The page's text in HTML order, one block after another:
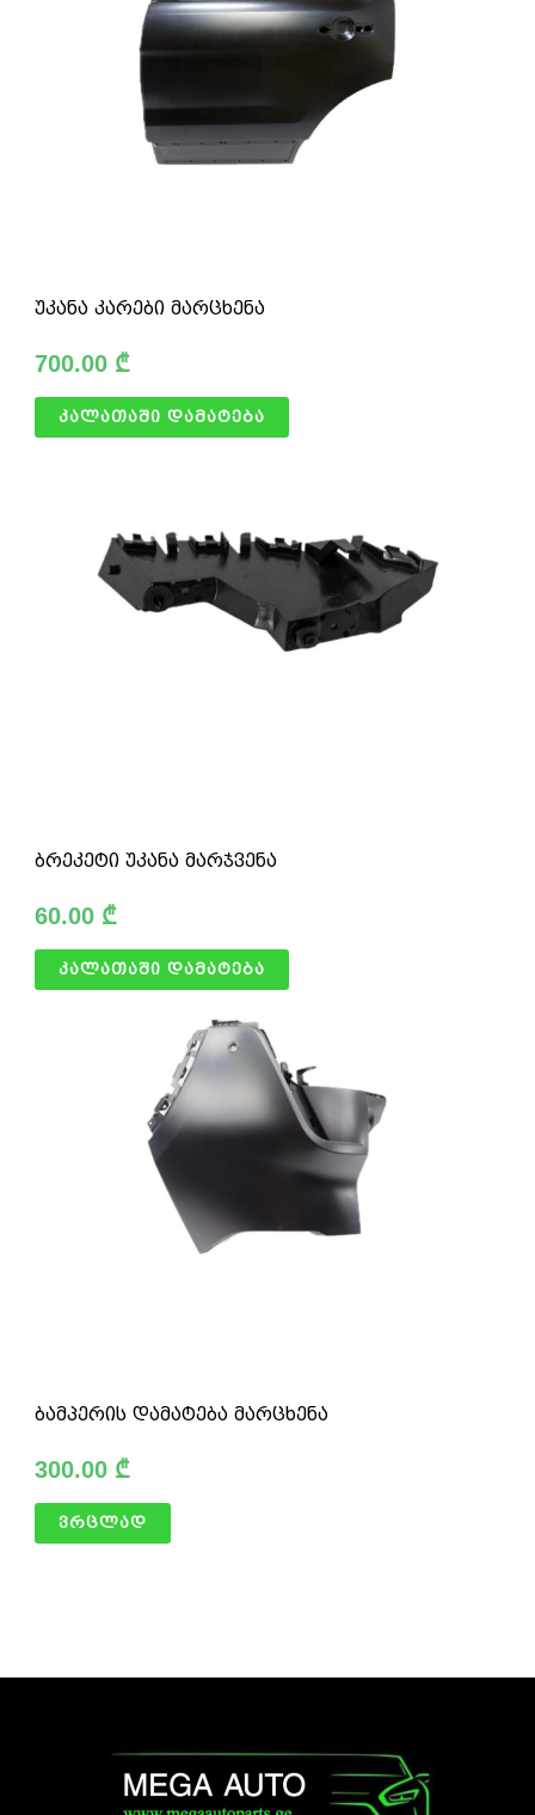
უკანა კარები მარცხენა
700.00 ₾
კალათაში დამატება
ბრეკეტი უკანა მარჯვენა
60.00 ₾
კალათაში დამატება
ბამპერის დამატება მარცხენა
300.00 ₾
ვრცლად